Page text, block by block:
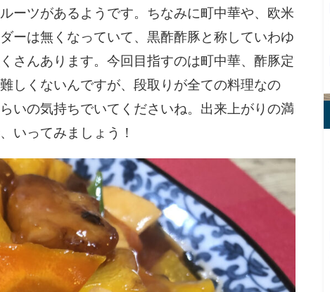
ーツがあるようです。ちなみに町中華や、欧米
ーは無くなっていて、黒酢酢豚と称していわゆ
さんあります。今回目指すのは町中華、酢豚定
しくないんですが、段取りが全ての料理なの
いの気持ちでいてくださいね。出来上がりの満
いってみましょう！